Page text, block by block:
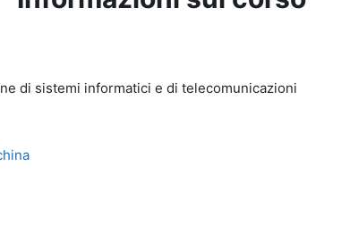
di sistemi informatici e di telecomunicazioni